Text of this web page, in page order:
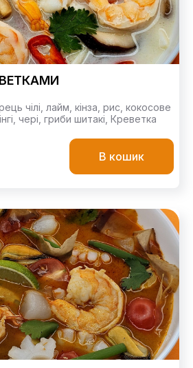
чілі, лайм, кінза, рис, кокосове
чері, гриби шитакі, Креветка
В кошик